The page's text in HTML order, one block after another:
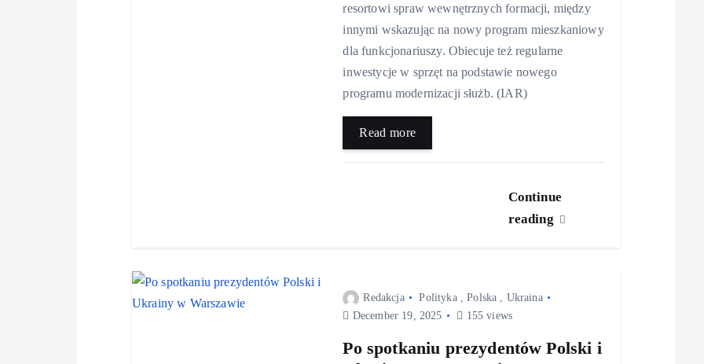
resortowi spraw wewnętrznych formacji, między
innymi wskazując na nowy program mieszkaniowy
dla funkcjonariuszy. Obiecuje też regularne
inwestycje w sprzęt na podstawie nowego
programu modernizacji służb. (IAR)
Read more
Continue
reading
Redakcja Polityka,Polska
Ukraina
December 19, 2025
155 views
Po spotkaniu prezydentów Polski i